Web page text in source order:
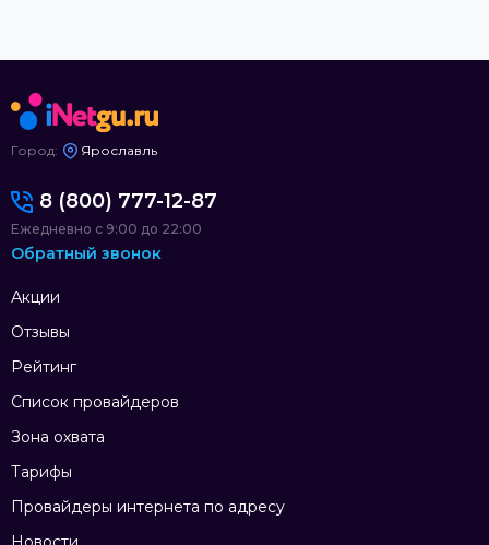
Город: Ярославль
Акции
Отзывы
Рейтинг
Список провайдеров
Зона охвата
Тарифы
Провайдеры интернета по адресу
8 (800) 777-12-87
Ежедневно с 9:00 до 22:00
Обратный звонок